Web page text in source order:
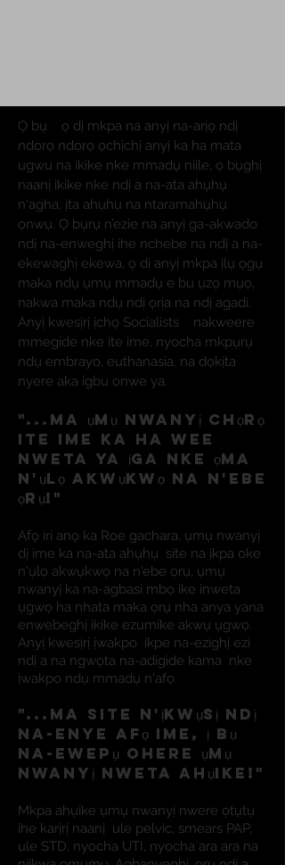
Ọ bụ
ọ dị mkpa na anyị na-arịọ ndị
ndọrọ ndọrọ ọchịchị anyị ka ha mata
ugwu na ikike nke mmadụ niile, ọ bụghị
naanị ikike nke ndị a na-ata ahụhụ
n'agha, ịta ahụhụ na ntaramahụhụ
ọnwụ. Ọ bụrụ n’ezie na anyị ga-akwado
ndị na-enweghị ihe nchebe na ndị a na-
ekewaghị ekewa, ọ dị anyị mkpa ịlụ ọgụ
maka ndụ ụmụ mmadụ e bu ụzọ mụọ,
nakwa maka ndụ ndị ọrịa na ndị agadi.
Anyị kwesịrị ịchọ Socialists
nakweere
mmegide nke ite ime, nyocha mkpụrụ
ndụ embrayo, euthanasia, na dọkịta
nyere aka igbu onwe ya.
"...ma ụmụ nwanyị chọrọ
ite ime ka ha wee
nweta ya ịga nke ọma
n'ụlọ akwụkwọ na n'ebe
ọrụ!"
Afọ iri anọ ka Roe gachara, ụmụ nwanyị
dị ime ka na-ata ahụhụ site na ịkpa oke
n'ụlọ akwụkwọ na n'ebe ọrụ, ụmụ
nwanyị ka na-agbasi mbọ ike inweta
ụgwọ ha nhata maka ọrụ nha anya yana
enwebeghị ikike ezumike akwụ ụgwọ.
Anyị kwesịrị ịwakpo ikpe na-ezighị ezi
ndị a na ngwọta na-adigide kama nke
ịwakpo ndụ mmadụ n'afọ.
"...Ma site n'ịkwụsị ndị
na-enye afọ ime, ị bụ
na-ewepụ ohere ụmụ
nwanyị nweta ahụike!"
Mkpa ahụike ụmụ nwanyị nwere ọtụtụ
ihe karịrị naanị ule pelvic, smears PAP,
ule STD, nyocha UTI, nyocha ara ara na